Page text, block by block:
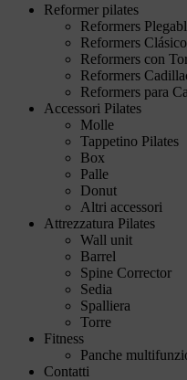
Reformer pilates
Reformers
Reformers
Reformers con
Reformers
Reformers para
Accessori Pilates
Molle
Tappetino Pilates
Box
Palle
Donut
Altri accessori
Attrezzatura Pilates
Wall unit
Barrel
Spine Corrector
Sedia
Spalliera
Torre
Fitness
Panche
Contatti